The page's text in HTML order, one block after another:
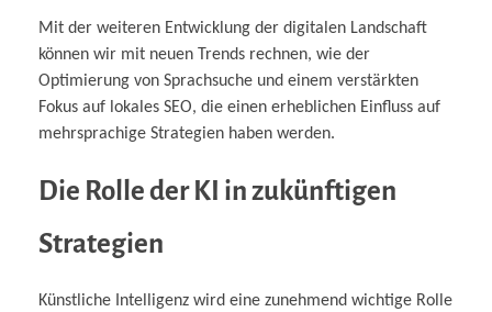
Mit der weiteren Entwicklung der digitalen Landschaft
können wir mit neuen Trends rechnen, wie der
Optimierung von Sprachsuche und einem verstärkten
Fokus auf lokales SEO, die einen erheblichen Einfluss auf
mehrsprachige Strategien haben werden.
Die Rolle der KI in zukünftigen
Strategien
Künstliche Intelligenz wird eine zunehmend wichtige Rolle